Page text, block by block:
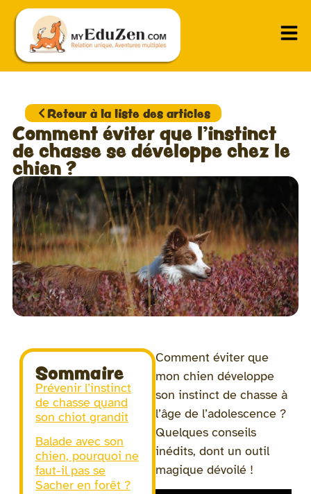
Retour à la liste des articles
Comment éviter que l’instinct
de chasse se développe chez le
chien ?
Sommaire
Prévenir l’instinct
de chasse quand
son chiot grandit
Balade avec son
chien, pourquoi ne
faut-il pas se
Sacher en forêt ?
Comment éviter que
mon chien développe
son instinct de chasse à
l’âge de l’adolescence ?
Quelques conseils
inédits, dont un outil
magique dévoilé !